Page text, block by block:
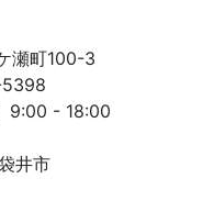
瀬町100-3
9:00 - 18:00
井市